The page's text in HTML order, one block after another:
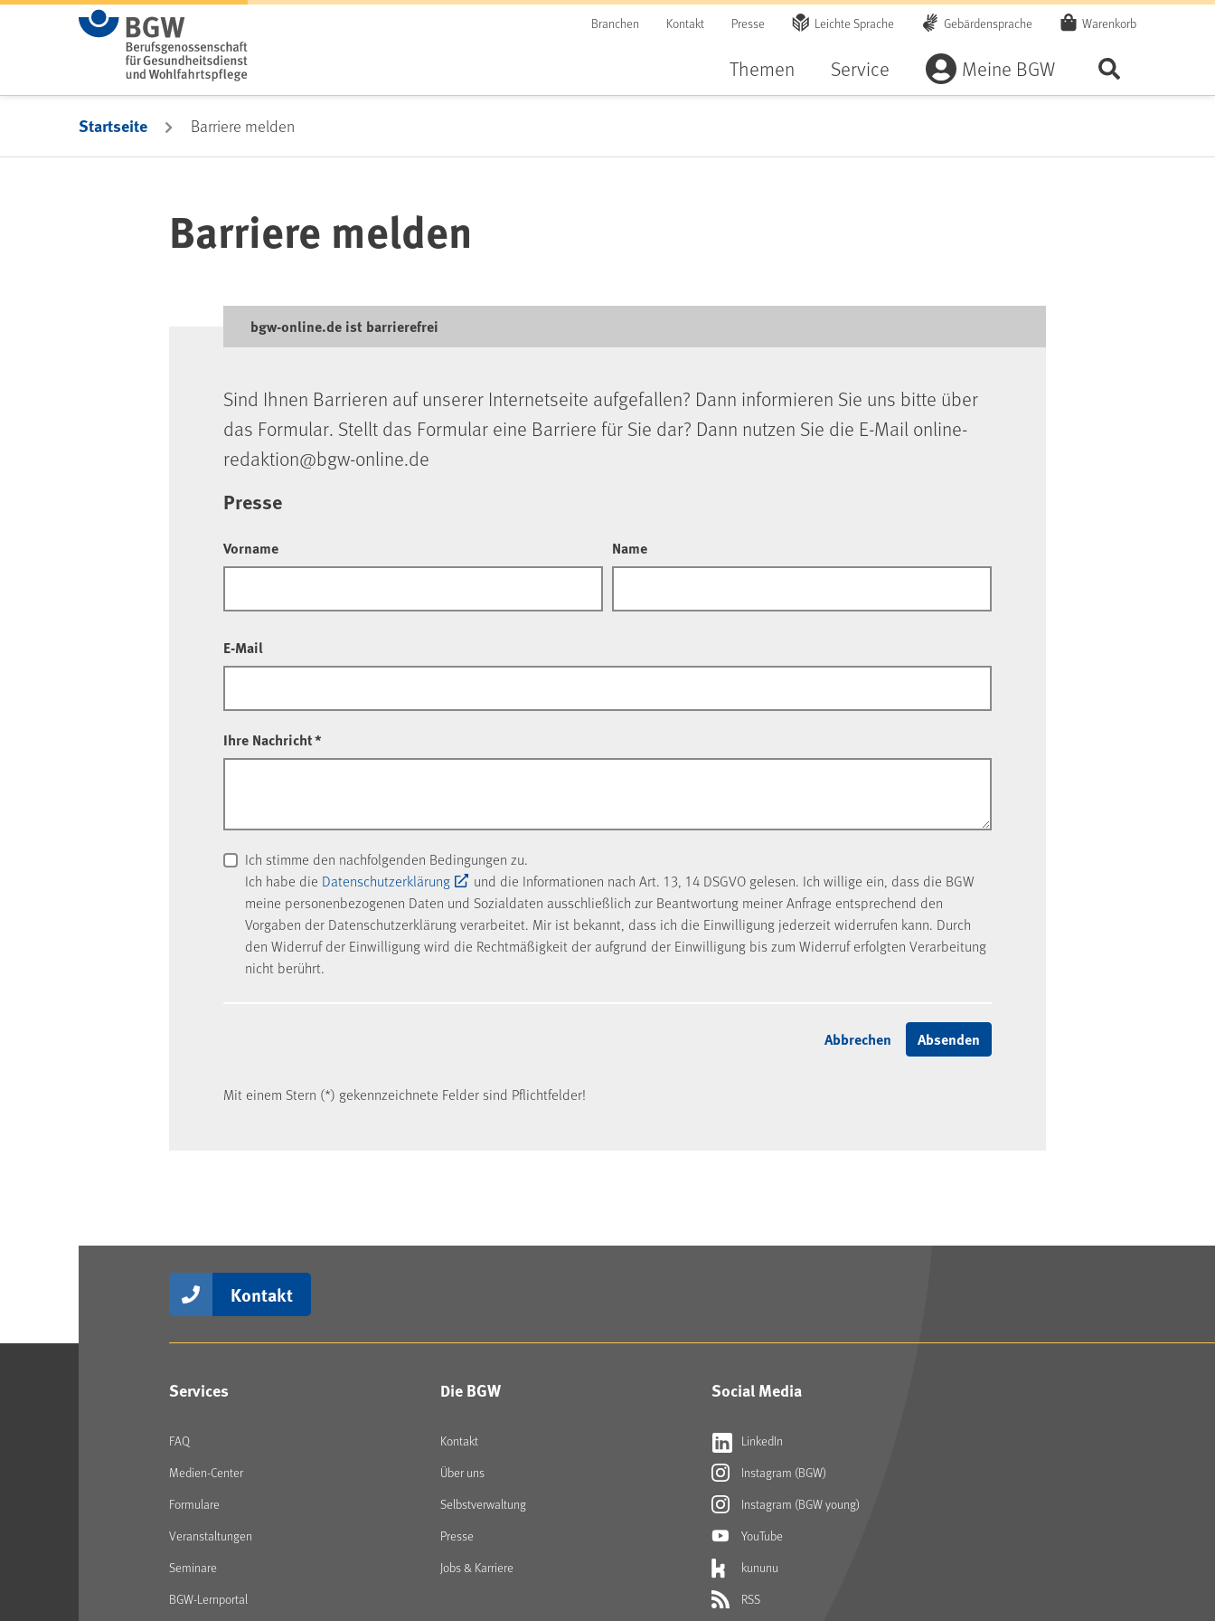
Zum Hauptinhalt springen Branchen Kontakt Presse Leichte Sprache Gebärdensprache Warenkorb
Themen Service Meine BGW
Startseite Barriere melden
Barriere melden
bgw-online.de ist barrierefrei
Sind Ihnen Barrieren auf unserer Internetseite aufgefallen? Dann informieren Sie uns bitte über
das Formular. Stellt das Formular eine Barriere für Sie dar? Dann nutzen Sie die E-Mail online-
redaktion@bgw-online.de
Presse
Vorname Name
E-Mail
Ihre Nachricht*
Ich stimme den nachfolgenden Bedingungen zu.
Ich habe die Datenschutzerklärung
und die Informationen nach Art. 13, 14 DSGVO gelesen. Ich willige ein, dass die BGW
meine personenbezogenen Daten und Sozialdaten ausschließlich zur Beantwortung meiner Anfrage entsprechend den
Vorgaben der Datenschutzerklärung verarbeitet. Mir ist bekannt, dass ich die Einwilligung jederzeit widerrufen kann. Durch
den Widerruf der Einwilligung wird die Rechtmäßigkeit der aufgrund der Einwilligung bis zum Widerruf erfolgten Verarbeitung
nicht berührt.
Mit einem Stern (*) gekennzeichnete Felder sind Pflichtfelder!
Kontakt
Services
FAQ
Medien-Center
Formulare
Veranstaltungen
Seminare
BGW-Lernportal
Die BGW
Kontakt
Über uns
Selbstverwaltung
Presse
Jobs & Karriere
Social Media
LinkedIn
Instagram (BGW)
Instagram (BGW young)
YouTube
kununu
RSS